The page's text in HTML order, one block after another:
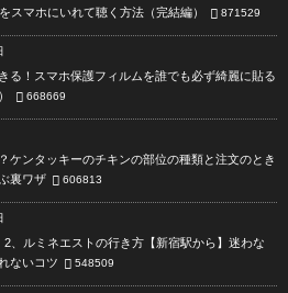
スマホにいれて聴く方法（完結編）
871529
る！スマホ保護フィルムを誰でも必ず綺麗に貼る
668669
ケンタッキーのチキンの部位の種類と注文のとき
裏ワザ
606813
2、ルミネエストの行き方【新宿駅から】迷わな
ないコツ
548509